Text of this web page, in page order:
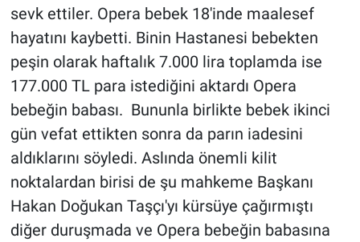
sevk ettiler. Opera bebek 18'inde maalesef
hayatını kaybetti. Binin Hastanesi bebekten
peşin olarak haftalık 7.000 lira toplamda ise
177.000 TL para istediğini aktardı Opera
bebeğin babası. Bununla birlikte bebek ikinci
gün vefat ettikten sonra da parın iadesini
aldıklarını söyledi. Aslında önemli kilit
noktalardan birisi de şu mahkeme Başkanı
Hakan Doğukan Taşçı'yı kürsüye çağırmıştı
diğer duruşmada ve Opera bebeğin babasına